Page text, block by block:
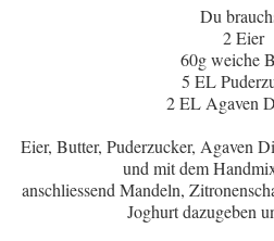
Du
2 Eier
60g weiche
5 EL
2 EL Agaven
Eier, Butter, Puderzucker, Agaven
und mit dem
anschliessend Mandeln,
Joghurt dazugeben